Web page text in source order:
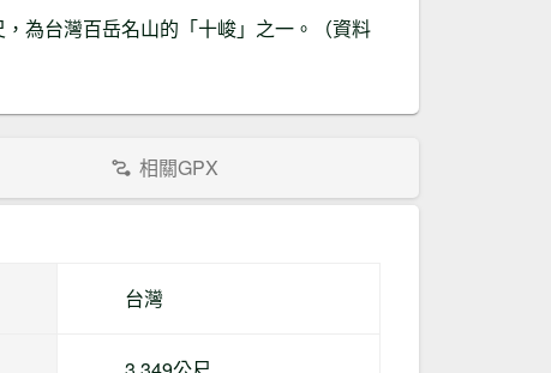
為台灣百岳名山的「十峻」之一。（資料
相關GPX
台灣